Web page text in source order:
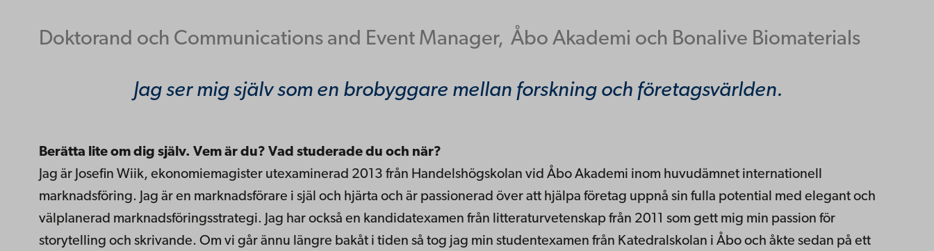
Doktorand och Communications and Event Manager, Åbo Akademi och Bonalive Biomaterials
Jag ser mig själv som en brobyggare mellan forskning och företagsvärlden.
Berätta lite om dig själv. Vem är du? Vad studerade du och när?
Jag är Josefin Wiik, ekonomiemagister utexaminerad 2013 från Handelshögskolan vid Åbo Akademi inom huvudämnet internationell
marknadsföring. Jag är en marknadsförare i själ och hjärta och är passionerad över att hjälpa företag uppnå sin fulla potential med elegant och
välplanerad marknadsföringsstrategi. Jag har också en kandidatexamen från litteraturvetenskap från 2011 som gett mig min passion för
storytelling och skrivande. Om vi går ännu längre bakåt i tiden så tog jag min studentexamen från Katedralskolan i Åbo och åkte sedan på ett